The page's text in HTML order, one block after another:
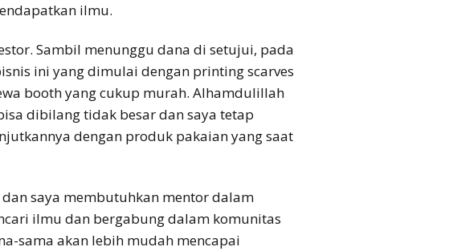
ilmu.
Sambil menunggu dana di setujui, pada
ini yang dimulai dengan printing scarves
booth yang cukup murah. Alhamdulillah
dibilang tidak besar dan saya tetap
dengan produk pakaian yang saat
saya membutuhkan mentor dalam
ilmu dan bergabung dalam komunitas
sama akan lebih mudah mencapai